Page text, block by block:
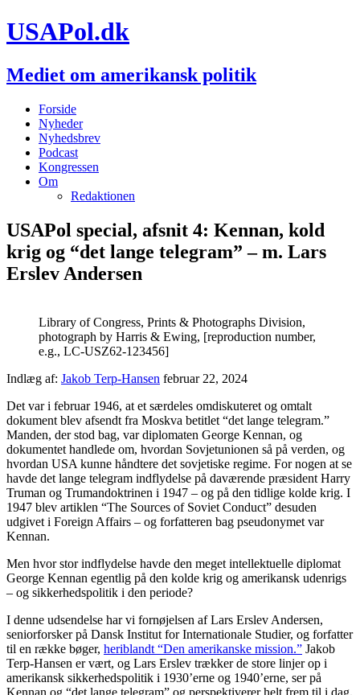
USAPol.dk
Mediet om amerikansk politik
Forside
Nyheder
Nyhedsbrev
Podcast
Kongressen
Om
Redaktionen
USAPol special, afsnit 4: Kennan, kold
krig og “det lange telegram” – m. Lars
Erslev Andersen
Library of Congress, Prints & Photographs Division,
photograph by Harris & Ewing, [reproduction number,
e.g., LC-USZ62-123456]
Indlæg af: Jakob Terp-Hansen februar 22, 2024
Det var i februar 1946, at et særdeles omdiskuteret og omtalt
dokument blev afsendt fra Moskva betitlet “det lange telegram.”
Manden, der stod bag, var diplomaten George Kennan, og
dokumentet handlede om, hvordan Sovjetunionen så på verden, og
hvordan USA kunne håndtere det sovjetiske regime. For nogen at se
havde det lange telegram indflydelse på daværende præsident Harry
Truman og Trumandoktrinen i 1947 – og på den tidlige kolde krig. I
1947 blev artiklen “The Sources of Soviet Conduct” desuden
udgivet i Foreign Affairs – og forfatteren bag pseudonymet var
Kennan.
Men hvor stor indflydelse havde den meget intellektuelle diplomat
George Kennan egentlig på den kolde krig og amerikansk udenrigs
– og sikkerhedspolitik i den periode?
I denne udsendelse har vi fornøjelsen af Lars Erslev Andersen,
seniorforsker på Dansk Institut for Internationale Studier, og forfatter
til en række bøger, heriblandt “Den amerikanske mission.” Jakob
Terp-Hansen er vært, og Lars Erslev trækker de store linjer op i
amerikansk sikkerhedspolitik i 1930’erne og 1940’erne, ser på
Kennan og “det lange telegram” og perspektiverer helt frem til i dag.